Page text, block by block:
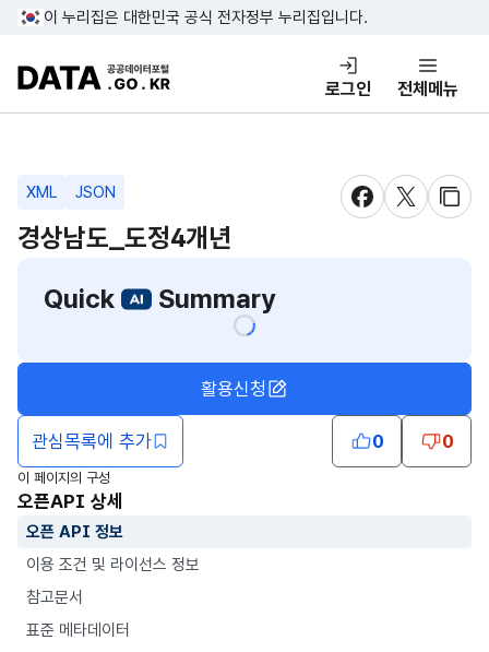
콘텐츠 바로가기
푸터 바로가기
이 누리집은 대한민국 공식 전자정부 누리집입니다.
DATA.GO.KR 공공데이터포털
로그인 전체메뉴
XML JSON
새창 열림새창 열림
새창
경상남도_도정4개년
Quick
Summary
관심목록에 추가
활용신청
0 0
이 페이지의 구성
오픈API 상세
오픈 API 정보
이용 조건 및 라이선스 정보
참고문서
표준 메타데이터